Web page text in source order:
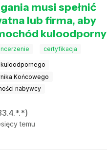
musi spełnić
lub firma, aby
certyfikacja
Końcowego
nabywcy
temu